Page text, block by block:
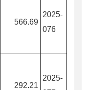
566.69
2025-
076
292.21
2025-